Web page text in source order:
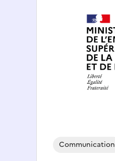
Communication